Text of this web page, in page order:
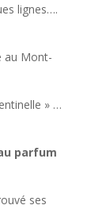
lignes….
au Mont-
» …
parfum
ses